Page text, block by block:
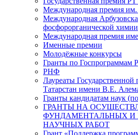
Международная премия
Международная
фосфорорганической химии
Международная премия
Именные премии
Молодёжные конкурсы
Гранты по Госпрограммам
РНФ
Лауреаты
Татарстан имени В.Е.
Гранты кандидатам наук
ГРАНТЫ НА
ФУНДАМЕНТАЛЬНЫХ И
НАУЧНЫХ РАБОТ
Грант «Поддержка